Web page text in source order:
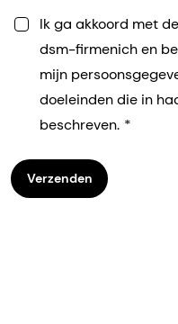
Ik ga akkoord met
dsm-firmenich en
mijn
doeleinden die in
beschreven.
Verzenden